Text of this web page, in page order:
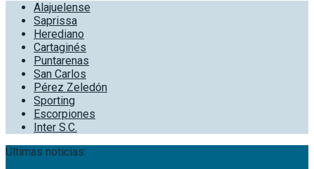
Alajuelense
Saprissa
Herediano
Cartaginés
Puntarenas
San Carlos
Pérez Zeledón
Sporting
Escorpiones
Inter S.C.
Últimas noticias: